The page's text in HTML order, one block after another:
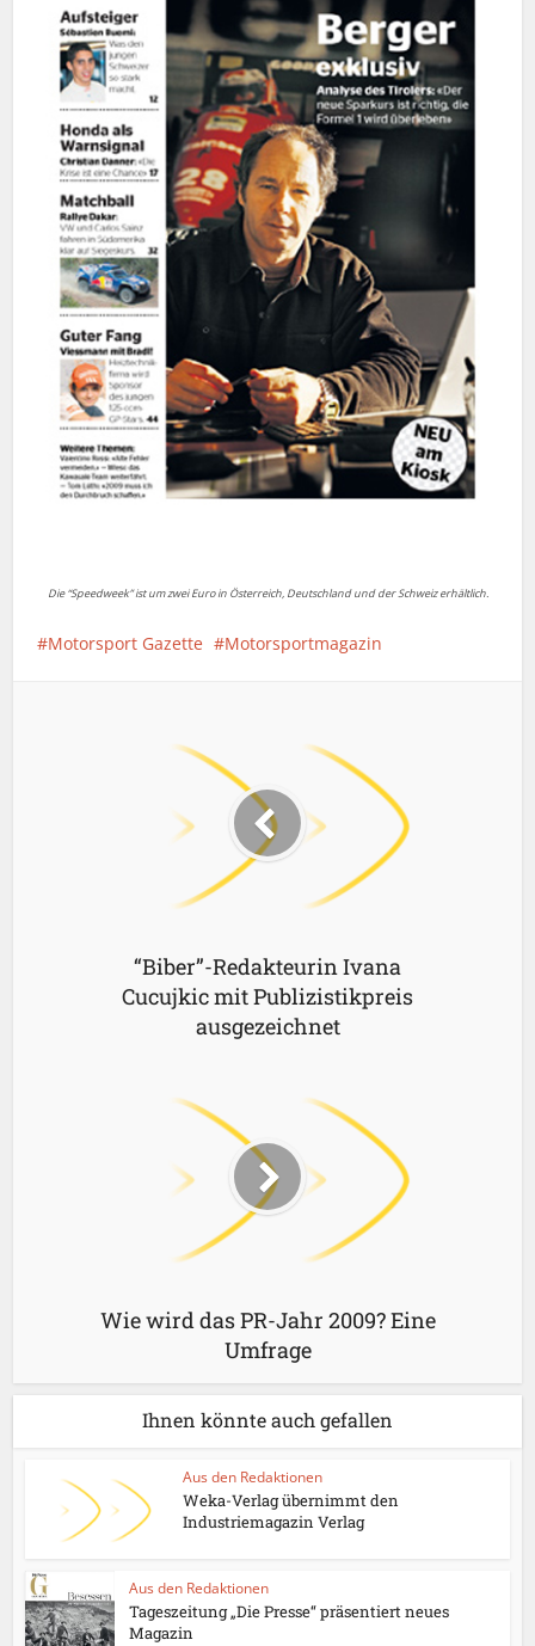
Die “Speedweek” ist um zwei Euro in Österreich, Deutschland und der Schweiz erhältlich.
Motorsport Gazette Motorsportmagazin
“Biber”-Redakteurin Ivana
Cucujkic mit Publizistikpreis
ausgezeichnet
Wie wird das PR-Jahr 2009? Eine
Umfrage
Ihnen könnte auch gefallen
Aus den Redaktionen
Weka-Verlag übernimmt den
Industriemagazin Verlag
Aus den Redaktionen
Tageszeitung „Die Presse“ präsentiert neues
Magazin